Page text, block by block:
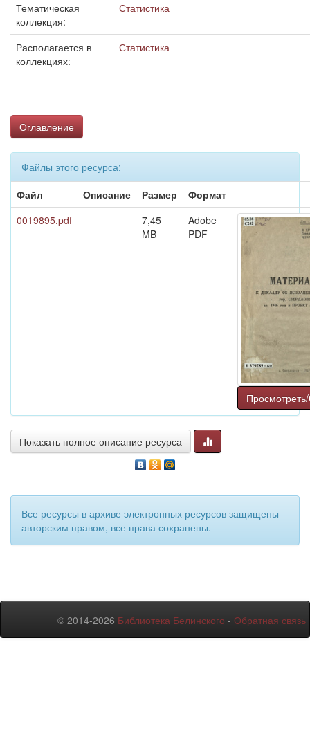
Тематическая
коллекция:
Статистика
Располагается в
коллекциях:
Статистика
Оглавление
Файлы этого ресурса:
Файл
Описание Размер
Формат
0019895.pdf
7,45
MB
Adobe
PDF
Показать полное описание ресурса
Все ресурсы в архиве электронных ресурсов защищены
авторским правом, все права сохранены.
© 2014-2026 Библиотека Белинского - Обратная связь